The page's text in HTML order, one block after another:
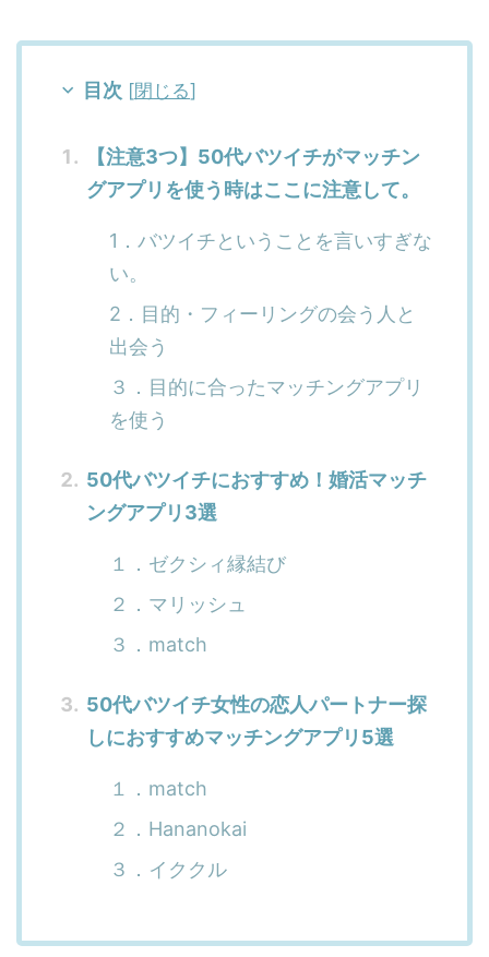
目次 [閉じる]
【注意3つ】50代バツイチがマッチン
グアプリを使う時はここに注意して。
1．バツイチということを言いすぎな
い。
2．目的・フィーリングの会う人と
出会う
３．目的に合ったマッチングアプリ
を使う
50代バツイチにおすすめ！婚活マッチ
ングアプリ3選
１．ゼクシィ縁結び
２．マリッシュ
３．match
50代バツイチ女性の恋人パートナー探
しにおすすめマッチングアプリ5選
１．match
２．Hananokai
３．イククル